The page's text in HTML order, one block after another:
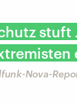
stuft
Nova-